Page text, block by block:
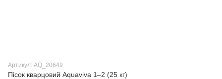
Артикул: AQ_20649
Пісок кварцовий Aquaviva 1–2 (25 кг)